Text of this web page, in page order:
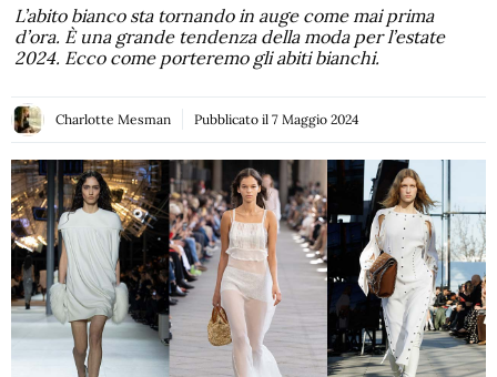
L’abito bianco sta tornando in auge come mai prima
d’ora. È una grande tendenza della moda per l’estate
2024. Ecco come porteremo gli abiti bianchi.
Charlotte Mesman Pubblicato il 7 Maggio 2024